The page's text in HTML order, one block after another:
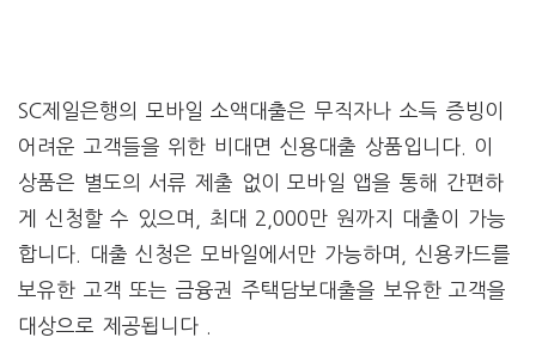
SC제일은행의 모바일 소액대출은 무직자나 소득 증빙이
어려운 고객들을 위한 비대면 신용대출 상품입니다. 이
상품은 별도의 서류 제출 없이 모바일 앱을 통해 간편하
게 신청할 수 있으며, 최대 2,000만 원까지 대출이 가능
합니다. 대출 신청은 모바일에서만 가능하며, 신용카드를
보유한 고객 또는 금융권 주택담보대출을 보유한 고객을
대상으로 제공됩니다 .